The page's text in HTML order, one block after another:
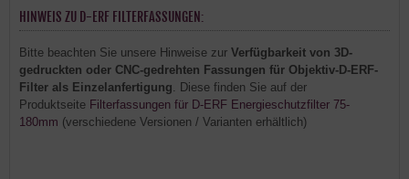
HINWEIS ZU D-ERF FILTERFASSUNGEN:
Bitte beachten Sie unsere Hinweise zur Verfügbarkeit von 3D-
gedruckten oder CNC-gedrehten Fassungen für Objektiv-D-ERF-
Filter als Einzelanfertigung. Diese finden Sie auf der
Produktseite Filterfassungen für D-ERF Energieschutzfilter 75-
180mm (verschiedene Versionen / Varianten erhältlich)